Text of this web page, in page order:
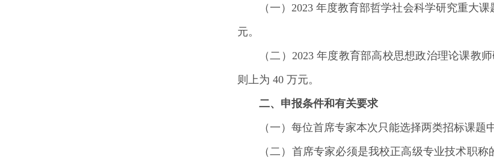
（一）2023 年度教育部哲学社会科学研究重大
元。
（二）2023 年度教育部高校思想政治理论课教
则上为 40 万元。
二、申报条件和有关要求
（一）每位首席专家本次只能选择两类招标课题
（二）首席专家必须是我校正高级专业技术职